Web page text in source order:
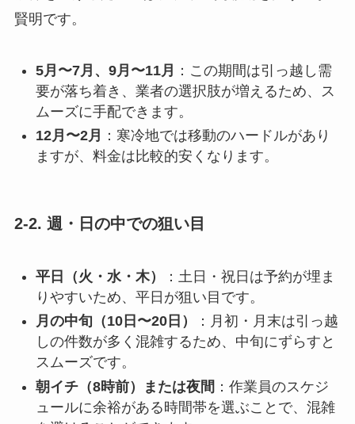
賢明です。
5月〜7月、9月〜11月
：この期間は引っ越し需
要が落ち着き、業者の選択肢が増えるため、ス
ムーズに手配できます。
12月〜2月
：寒冷地では移動のハードルがあり
ますが、料金は比較的安くなります。
2-2. 週・日の中での狙い目
平日（火・水・木）
：土日・祝日は予約が埋ま
りやすいため、平日が狙い目です。
月の中旬（10日〜20日）
：月初・月末は引っ越
しの件数が多く混雑するため、中旬にずらすと
スムーズです。
朝イチ（8時前）または夜間 ：作業員のスケジ
ュールに余裕がある時間帯を選ぶことで、混雑